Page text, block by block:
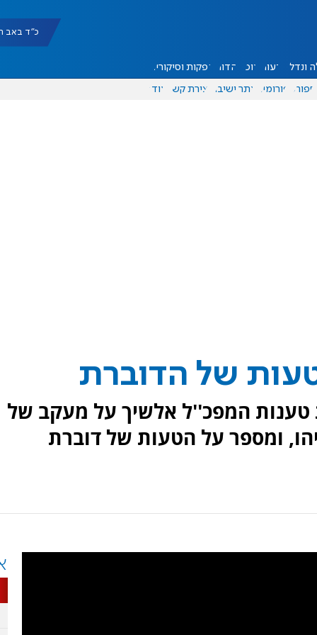
כ"ד באב תשפ"ו
ונדל"ן דעות אוכל יהדות הפקות וסיקורים
ספורט פורומים אתר ישיבה יצירת קשר עוד
של הדוברת
טענות המפכ''ל אלשיך על מעקב של
ומספר על הטעות של דוברת